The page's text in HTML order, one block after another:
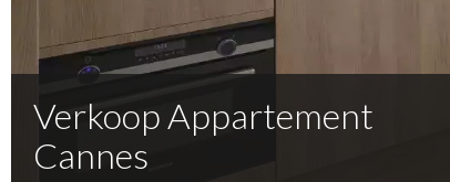
Verkoop Appartement
Cannes